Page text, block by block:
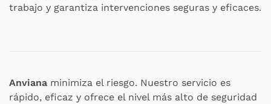
trabajo y garantiza intervenciones seguras y eficaces.
Anviana minimiza el riesgo. Nuestro servicio es
rápido, eficaz y ofrece el nivel más alto de seguridad